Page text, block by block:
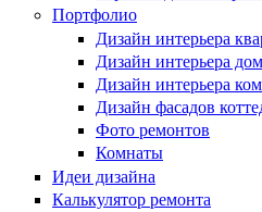
Портфолио
Дизайн интерьера
Дизайн интерьера
Дизайн интерьера
Дизайн фасадов
Фото ремонтов
Комнаты
Идеи дизайна
Калькулятор ремонта